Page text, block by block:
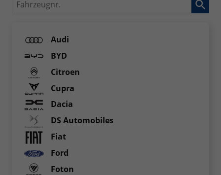
Audi
BYD
Citroen
Cupra
Dacia
DS Automobiles
Fiat
Ford
Foton